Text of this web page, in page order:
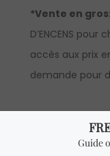
*Vente en gros:
D’ENCENS
accès aux prix
demande pour